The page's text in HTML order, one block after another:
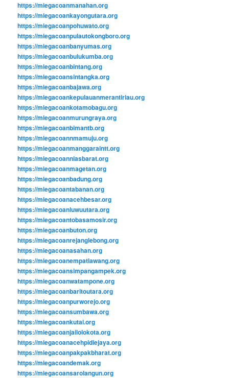
https://miegacoanmanahan.org
https://miegacoankayongutara.org
https://miegacoanpohuwato.org
https://miegacoanpulautokongboro.org
https://miegacoanbanyumas.org
https://miegacoanbulukumba.org
https://miegacoanbintang.org
https://miegacoansintangka.org
https://miegacoanbajawa.org
https://miegacoankepulauanmerantiriau.org
https://miegacoankotamobagu.org
https://miegacoanmurungraya.org
https://miegacoanbimantb.org
https://miegacoannmamuju.org
https://miegacoanmanggaraintt.org
https://miegacoanniasbarat.org
https://miegacoanmagetan.org
https://miegacoanbadung.org
https://miegacoantabanan.org
https://miegacoanacehbesar.org
https://miegacoanluwuutara.org
https://miegacoantobasamosir.org
https://miegacoanbuton.org
https://miegacoanrejanglebong.org
https://miegacoanasahan.org
https://miegacoanempatlawang.org
https://miegacoansimpangampek.org
https://miegacoanwatampone.org
https://miegacoanbaritoutara.org
https://miegacoanpurworejo.org
https://miegacoansumbawa.org
https://miegacoankutai.org
https://miegacoanjailolokota.org
https://miegacoanacehpidiejaya.org
https://miegacoanpakpakbharat.org
https://miegacoandemak.org
https://miegacoansarolangun.org